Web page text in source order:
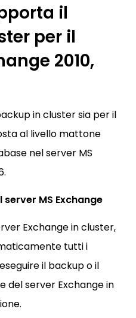
il
per il
2010,
in cluster sia per il
al livello mattone
nel server MS
MS Exchange
Exchange in cluster,
tutti i
il backup o il
del server Exchange in